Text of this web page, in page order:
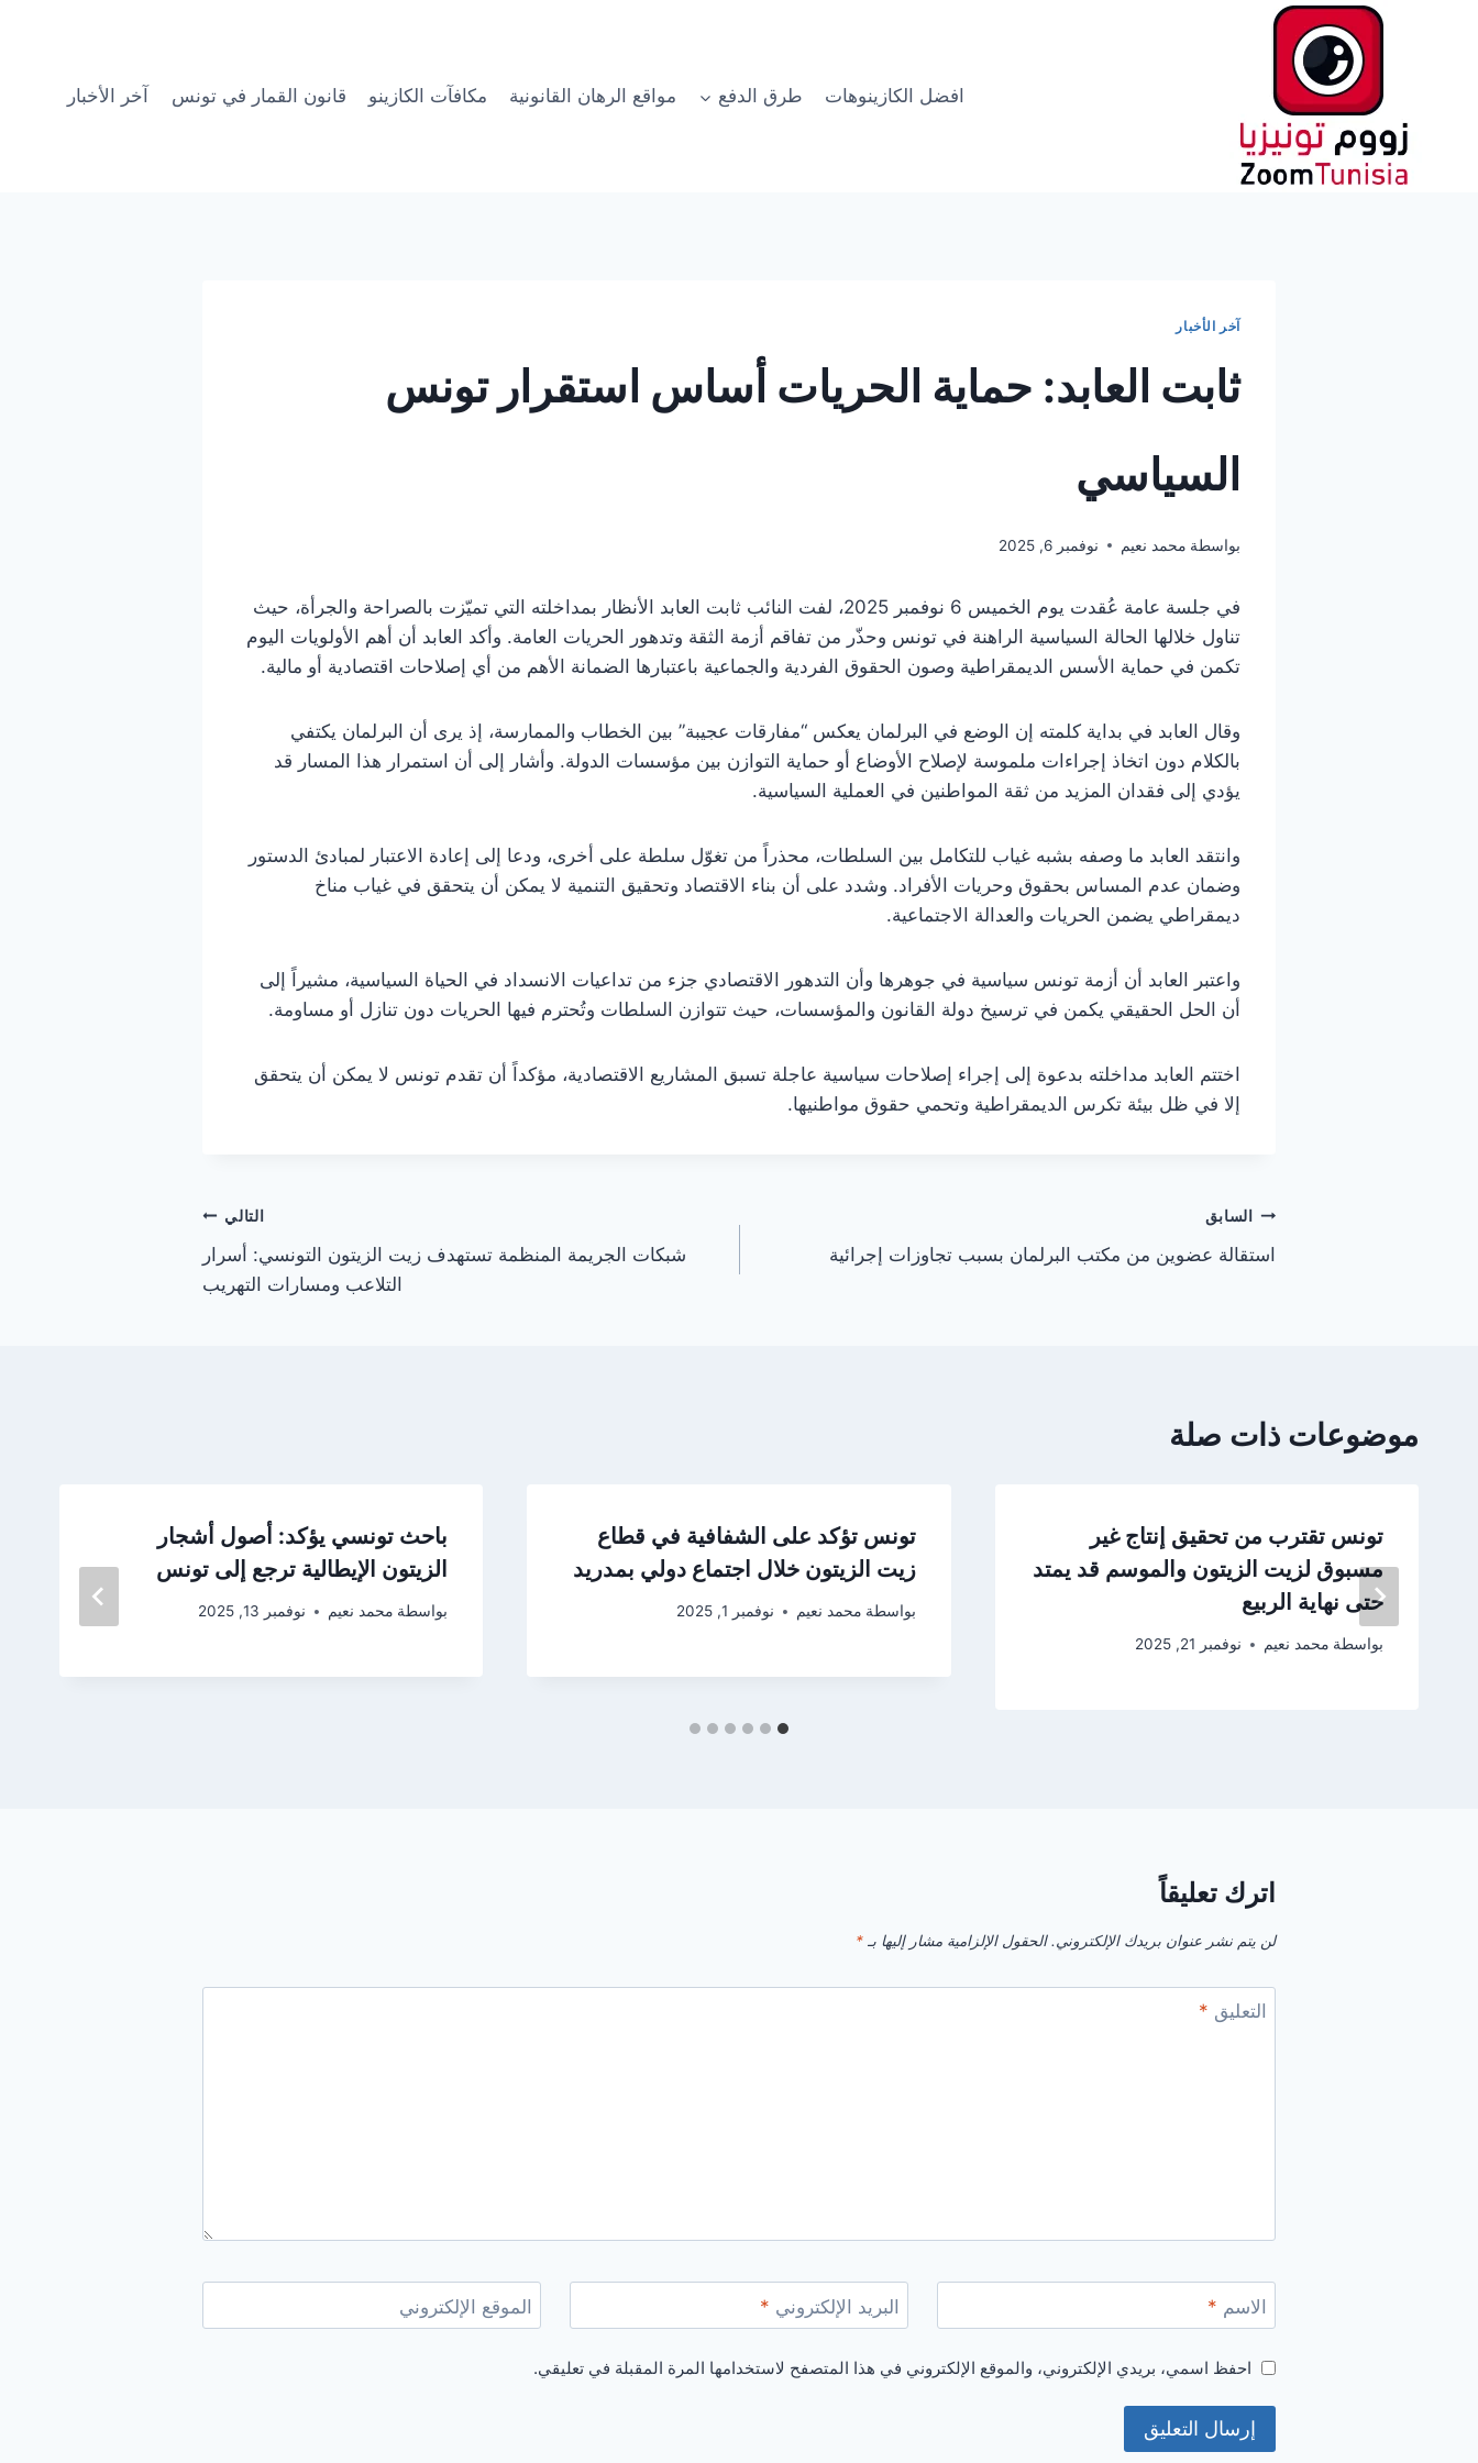
افضل الكازينوهات
طرق الدفع مواقع الرهان القانونية مكافآت الكازينو قانون القمار في تونس آخر الأخبار
آخر الأخبار
ثابت العابد: حماية الحريات أساس استقرار تونس
السياسي
بواسطة محمد نعيم نوفمبر 6, 2025
في جلسة عامة عُقدت يوم الخميس 6 نوفمبر 2025، لفت النائب ثابت العابد الأنظار بمداخلته التي تميّزت بالصراحة والجرأة، حيث
تناول خلالها الحالة السياسية الراهنة في تونس وحذّر من تفاقم أزمة الثقة وتدهور الحريات العامة. وأكد العابد أن أهم الأولويات اليوم
تكمن في حماية الأسس الديمقراطية وصون الحقوق الفردية والجماعية باعتبارها الضمانة الأهم من أي إصلاحات اقتصادية أو مالية.
وقال العابد في بداية كلمته إن الوضع في البرلمان يعكس “مفارقات عجيبة” بين الخطاب والممارسة، إذ يرى أن البرلمان يكتفي
بالكلام دون اتخاذ إجراءات ملموسة لإصلاح الأوضاع أو حماية التوازن بين مؤسسات الدولة. وأشار إلى أن استمرار هذا المسار قد
يؤدي إلى فقدان المزيد من ثقة المواطنين في العملية السياسية.
وانتقد العابد ما وصفه بشبه غياب للتكامل بين السلطات، محذراً من تغوّل سلطة على أخرى، ودعا إلى إعادة الاعتبار لمبادئ الدستور
وضمان عدم المساس بحقوق وحريات الأفراد. وشدد على أن بناء الاقتصاد وتحقيق التنمية لا يمكن أن يتحقق في غياب مناخ
ديمقراطي يضمن الحريات والعدالة الاجتماعية.
واعتبر العابد أن أزمة تونس سياسية في جوهرها وأن التدهور الاقتصادي جزء من تداعيات الانسداد في الحياة السياسية، مشيراً إلى
أن الحل الحقيقي يكمن في ترسيخ دولة القانون والمؤسسات، حيث تتوازن السلطات وتُحترم فيها الحريات دون تنازل أو مساومة.
اختتم العابد مداخلته بدعوة إلى إجراء إصلاحات سياسية عاجلة تسبق المشاريع الاقتصادية، مؤكداً أن تقدم تونس لا يمكن أن يتحقق
إلا في ظل بيئة تكرس الديمقراطية وتحمي حقوق مواطنيها.
تصفّح
المقالات
السابق
استقالة عضوين من مكتب البرلمان بسبب تجاوزات إجرائية
التالي
شبكات الجريمة المنظمة تستهدف زيت الزيتون التونسي: أسرار
التلاعب ومسارات التهريب
موضوعات ذات صلة
تونس تقترب من تحقيق إنتاج غير
مسبوق لزيت الزيتون والموسم قد يمتد
حتى نهاية الربيع
بواسطة محمد نعيم نوفمبر 21, 2025
تونس تؤكد على الشفافية في قطاع
زيت الزيتون خلال اجتماع دولي بمدريد
بواسطة محمد نعيم نوفمبر 1, 2025
باحث تونسي يؤكد: أصول أشجار
الزيتون الإيطالية ترجع إلى تونس
بواسطة محمد نعيم نوفمبر 13, 2025
اترك تعليقاً
لن يتم نشر عنوان بريدك الإلكتروني. الحقول الإلزامية مشار إليها بـ *
التعليق *
الاسم * البريد الإلكتروني * الموقع الإلكتروني
احفظ اسمي، بريدي الإلكتروني، والموقع الإلكتروني في هذا المتصفح لاستخدامها المرة المقبلة في تعليقي.